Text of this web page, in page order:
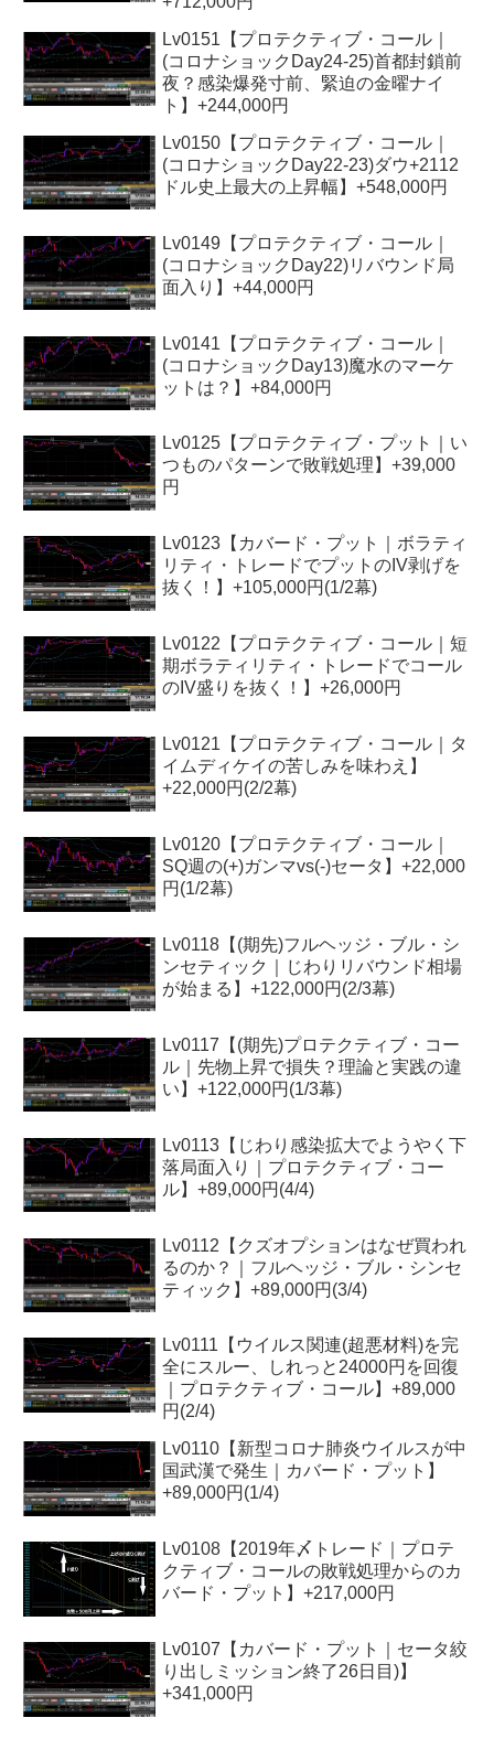
Lv0151【プロテクティブ・コール｜
(コロナショックDay24-25)首都封鎖前
夜？感染爆発寸前、緊迫の金曜ナイ
ト】+244,000円
Lv0150【プロテクティブ・コール｜
(コロナショックDay22-23)ダウ+2112
ドル史上最大の上昇幅】+548,000円
Lv0149【プロテクティブ・コール｜
(コロナショックDay22)リバウンド局
面入り】+44,000円
Lv0141【プロテクティブ・コール｜
(コロナショックDay13)魔水のマーケ
ットは？】+84,000円
Lv0125【プロテクティブ・プット｜い
つものパターンで敗戦処理】+39,000
円
Lv0123【カバード・プット｜ボラティ
リティ・トレードでプットのIV剥げを
抜く！】+105,000円(1/2幕)
Lv0122【プロテクティブ・コール｜短
期ボラティリティ・トレードでコール
のIV盛りを抜く！】+26,000円
Lv0121【プロテクティブ・コール｜タ
イムディケイの苦しみを味わえ】
+22,000円(2/2幕)
Lv0120【プロテクティブ・コール｜
SQ週の(+)ガンマvs(-)セータ】+22,000
円(1/2幕)
Lv0118【(期先)フルヘッジ・ブル・シ
ンセティック｜じわりリバウンド相場
が始まる】+122,000円(2/3幕)
Lv0117【(期先)プロテクティブ・コー
ル｜先物上昇で損失？理論と実践の違
い】+122,000円(1/3幕)
Lv0113【じわり感染拡大でようやく下
落局面入り｜プロテクティブ・コー
ル】+89,000円(4/4)
Lv0112【クズオプションはなぜ買われ
るのか？｜フルヘッジ・ブル・シンセ
ティック】+89,000円(3/4)
Lv0111【ウイルス関連(超悪材料)を完
全にスルー、しれっと24000円を回復
｜プロテクティブ・コール】+89,000
円(2/4)
Lv0110【新型コロナ肺炎ウイルスが中
国武漢で発生｜カバード・プット】
+89,000円(1/4)
Lv0108【2019年〆トレード｜プロテ
クティブ・コールの敗戦処理からのカ
バード・プット】+217,000円
Lv0107【カバード・プット｜セータ絞
り出しミッション終了26日目)】
+341,000円